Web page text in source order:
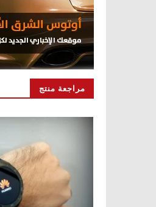
مراجعة منتج